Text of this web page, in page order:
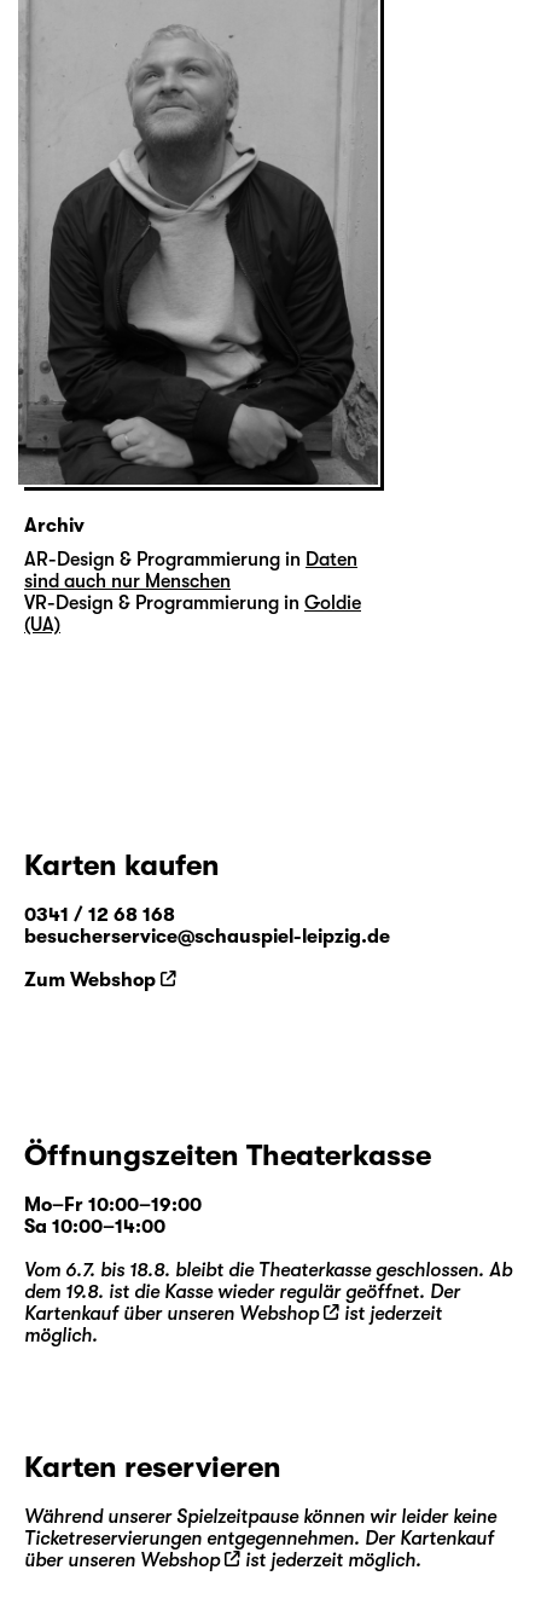
Archiv
AR-Design & Programmierung in Daten
sind auch nur Menschen
VR-Design & Programmierung in Goldie
(UA)
Karten kaufen
0341 / 12 68 168
besucherservice@schauspiel-leipzig.de
Zum Webshop
Öffnungszeiten Theaterkasse
Mo–Fr 10:00–19:00
Sa 10:00–14:00
Vom 6.7. bis 18.8. bleibt die Theaterkasse geschlossen. Ab
dem 19.8. ist die Kasse wieder regulär geöffnet. Der
Kartenkauf über unseren Webshop
ist jederzeit
möglich.
Karten reservieren
Während unserer Spielzeitpause können wir leider keine
Ticketreservierungen entgegennehmen. Der Kartenkauf
über unseren Webshop ist jederzeit möglich.